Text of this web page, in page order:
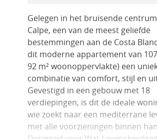
Gelegen in het bruisende
Calpe, een van de meest geliefde
bestemmingen aan de Costa
dit moderne appartement van
92 m² woonoppervlakte) een
combinatie van comfort, stijl en
Gevestigd in een gebouw met 18
verdiepingen, is dit de ideale
wie zoekt naar een mediterrane
met alle voorzieningen binnen